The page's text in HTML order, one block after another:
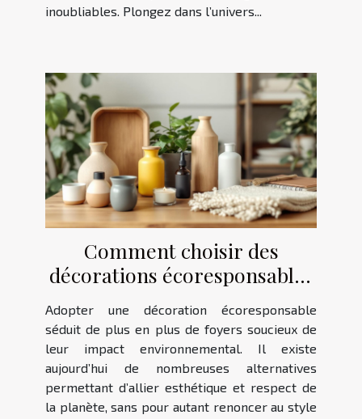
inoubliables. Plongez dans l’univers...
Comment choisir des
décorations écoresponsables
pour votre intérieur ?
Adopter une décoration écoresponsable
séduit de plus en plus de foyers soucieux de
leur impact environnemental. Il existe
aujourd’hui de nombreuses alternatives
permettant d’allier esthétique et respect de
la planète, sans pour autant renoncer au style